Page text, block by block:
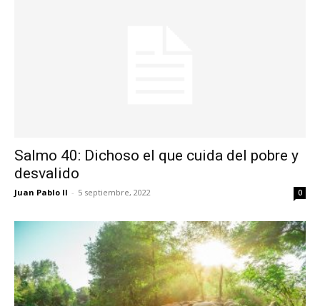
Salmo 40: Dichoso el que cuida del pobre y
desvalido
Juan Pablo II - 5 septiembre, 2022 0